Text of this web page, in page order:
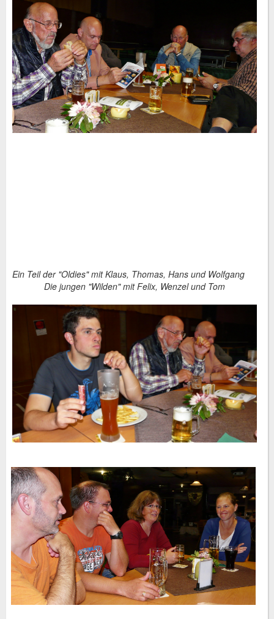
Ein Teil der "Oldies" mit Klaus, Thomas, Hans und Wolfgang
Die jungen "Wilden" mit Felix, Wenzel und Tom